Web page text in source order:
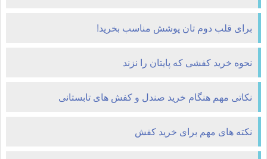
برای قلب دوم تان پوشش مناسب بخرید!
نحوه خرید کفشی که پایتان را نزند
نکاتی مهم هنگام خرید صندل و کفش های تابستانی
نکته های مهم برای خرید کفش